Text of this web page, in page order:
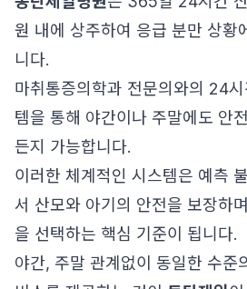
원 내에 상주하여 응급 분만 상황
니다.
마취통증의학과 전문의와의 24
템을 통해 야간이나 주말에도 안
든지 가능합니다.
이러한 체계적인 시스템은 예측
서 산모와 아기의 안전을 보장하
을 선택하는 핵심 기준이 됩니다.
야간, 주말 관계없이 동일한 수준